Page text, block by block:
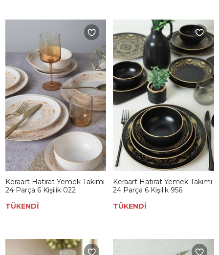
Keraart Hatırat Yemek Takımı
24 Parça 6 Kişilik 022
TÜKENDİ
Keraart Hatırat Yemek Takımı
24 Parça 6 Kişilik 956
TÜKENDİ